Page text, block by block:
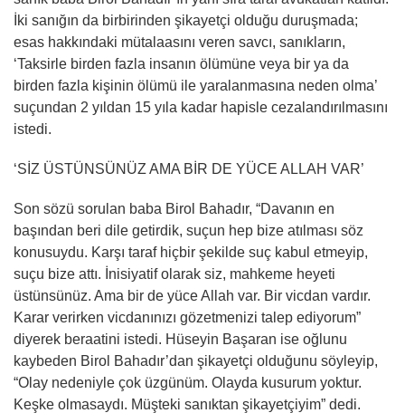
İki sanığın da birbirinden şikayetçi olduğu duruşmada;
esas hakkındaki mütalaasını veren savcı, sanıkların,
‘Taksirle birden fazla insanın ölümüne veya bir ya da
birden fazla kişinin ölümü ile yaralanmasına neden olma’
suçundan 2 yıldan 15 yıla kadar hapisle cezalandırılmasını
istedi.
‘SİZ ÜSTÜNSÜNÜZ AMA BİR DE YÜCE ALLAH VAR’
Son sözü sorulan baba Birol Bahadır, “Davanın en
başından beri dile getirdik, suçun hep bize atılması söz
konusuydu. Karşı taraf hiçbir şekilde suç kabul etmeyip,
suçu bize attı. İnisiyatif olarak siz, mahkeme heyeti
üstünsünüz. Ama bir de yüce Allah var. Bir vicdan vardır.
Karar verirken vicdanınızı gözetmenizi talep ediyorum”
diyerek beraatini istedi. Hüseyin Başaran ise oğlunu
kaybeden Birol Bahadır’dan şikayetçi olduğunu söyleyip,
“Olay nedeniyle çok üzgünüm. Olayda kusurum yoktur.
Keşke olmasaydı. Müşteki sanıktan şikayetçiyim” dedi.